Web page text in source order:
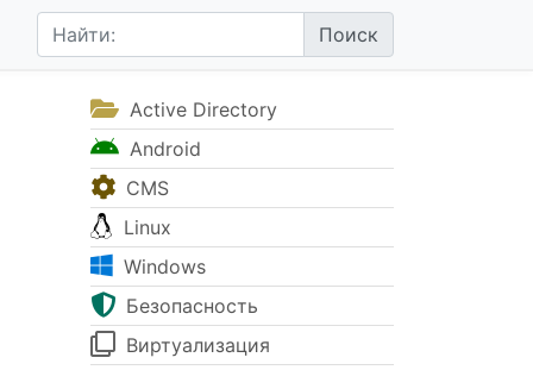
Active Directory
Android
CMS
Linux
Windows
Безопасность
Виртуализация